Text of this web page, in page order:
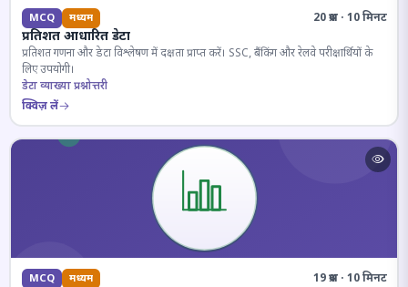
MCQ मध्यम 20 प्रश्न · 10 मिनट
प्रतिशत आधारित डेटा
प्रतिशत गणना और डेटा विश्लेषण में दक्षता प्राप्त करें। SSC, बैंकिंग और रेलवे परीक्षार्थियों के
लिए उपयोगी।
डेटा व्याख्या प्रश्नोत्तरी
क्विज़ लें
MCQ मध्यम 19 प्रश्न · 10 मिनट